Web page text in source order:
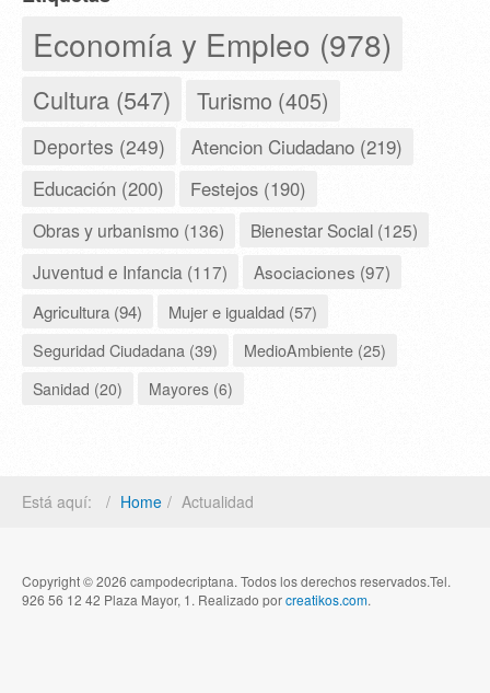
Economía y Empleo (978)
Cultura (547) Turismo (405)
Deportes (249) Atencion Ciudadano (219)
Educación (200) Festejos (190)
Obras y urbanismo (136)
Bienestar Social (125)
Juventud e Infancia (117)
Asociaciones (97)
Agricultura (94)
Mujer e igualdad (57)
Seguridad Ciudadana (39)
MedioAmbiente (25)
Sanidad (20)
Mayores (6)
Está aquí: Home Actualidad
Copyright © 2026 campodecriptana. Todos los derechos reservados.Tel.
926 56 12 42 Plaza Mayor, 1. Realizado porcreatikos.com.